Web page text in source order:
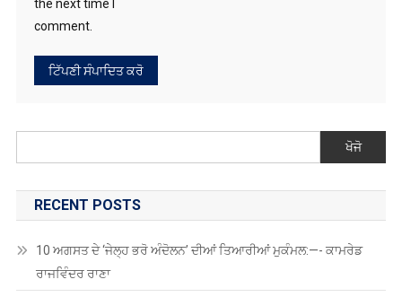
the next time I
comment.
ਖੋਜੋ
RECENT POSTS
10 ਅਗਸਤ ਦੇ ‘ਜੇਲ੍ਹ ਭਰੋ ਅੰਦੋਲਨ’ ਦੀਆਂ ਤਿਆਰੀਆਂ ਮੁਕੰਮਲ:—- ਕਾਮਰੇਡ
ਰਾਜਵਿੰਦਰ ਰਾਣਾ